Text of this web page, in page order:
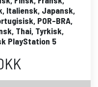
Italiensk, Japansk,
POR-BRA,
Thai, Tyrkisk,
PlayStation 5